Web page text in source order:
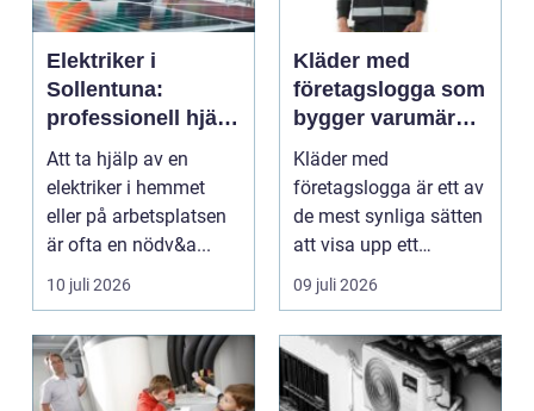
Elektriker i
Sollentuna:
professionell hjälp
när du behöver det
Att ta hjälp av en
elektriker i hemmet
eller på arbetsplatsen
är ofta en nödv&a...
10 juli 2026
Kläder med
företagslogga som
bygger varumärke
i vardagen
Kläder med
företagslogga är ett av
de mest synliga sätten
att visa upp ett
varum...
09 juli 2026